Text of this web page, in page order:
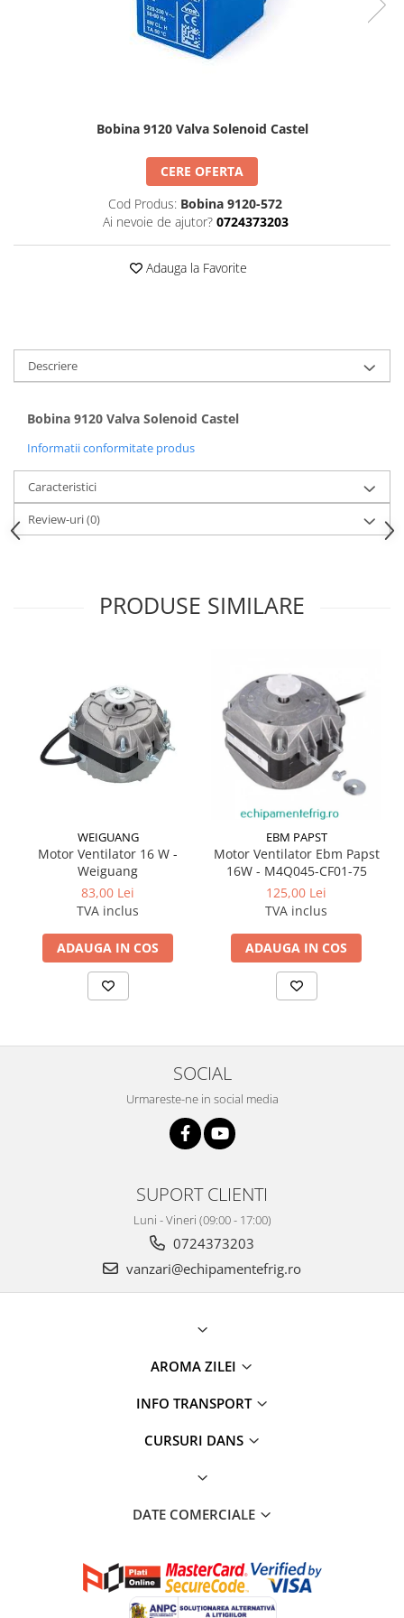
REZISTENTE DIGIVRARE
REZISTENTE SILICONICE
Ventilatoare WEIGUANG
VENTILATOARE AXIALE
Compresoare Cubigel R134a
Compresoare Cubigel R404a
VAPORIZATOARE LU-VE
Bobina 9120 Valva Solenoid Castel
CERE OFERTA
Cod Produs: Bobina 9120-572
Ai nevoie de ajutor? 0724373203
Adauga la Favorite
Descriere
Bobina 9120 Valva Solenoid Castel
Informatii conformitate produs
Caracteristici
Review-uri(0)
PRODUSE SIMILARE
WEIGUANG
Motor Ventilator 16 W -
Weiguang
83,00 Lei
TVA inclus
ADAUGA IN COS
EBM PAPST
Motor Ventilator Ebm Papst
16W - M4Q045-CF01-75
125,00 Lei
TVA inclus
ADAUGA IN COS
SOCIAL
Urmareste-ne in social media
SUPORT CLIENTI
Luni - Vineri (09:00 - 17:00)
0724373203
vanzari@echipamentefrig.ro
AROMA ZILEI
INFO TRANSPORT
CURSURI DANS
DATE COMERCIALE